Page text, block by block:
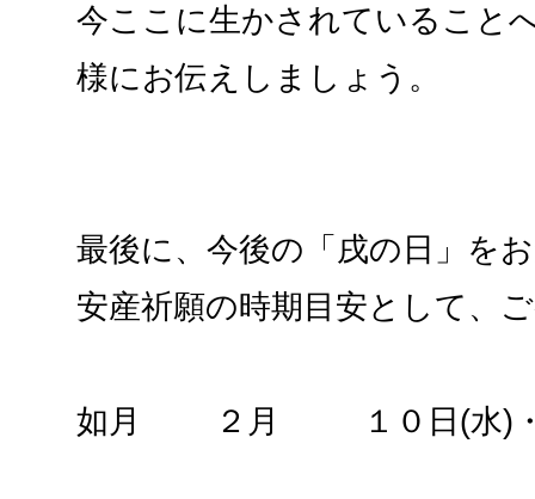
今ここに生かされていること
様にお伝えしましょう。
最後に、今後の「戌の日」を
安産祈願の時期目安として、
如月 ２月 １０日(水)・